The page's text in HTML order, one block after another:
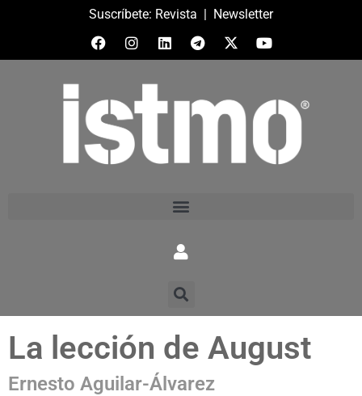
Suscríbete: Revista | Newsletter
La lección de August
Ernesto Aguilar-Álvarez